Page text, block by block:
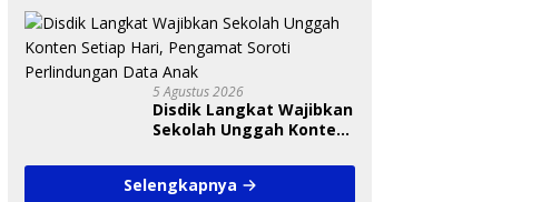
Takraw RA Cup I 2026
5 Agustus 2026
Disdik Langkat Wajibkan
Sekolah Unggah Konten
Soroti Perlindungan
Data Anak
Selengkapnya